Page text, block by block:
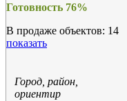
Готовность 76%
В продаже объектов: 14
показать
Город, район,
ориентир